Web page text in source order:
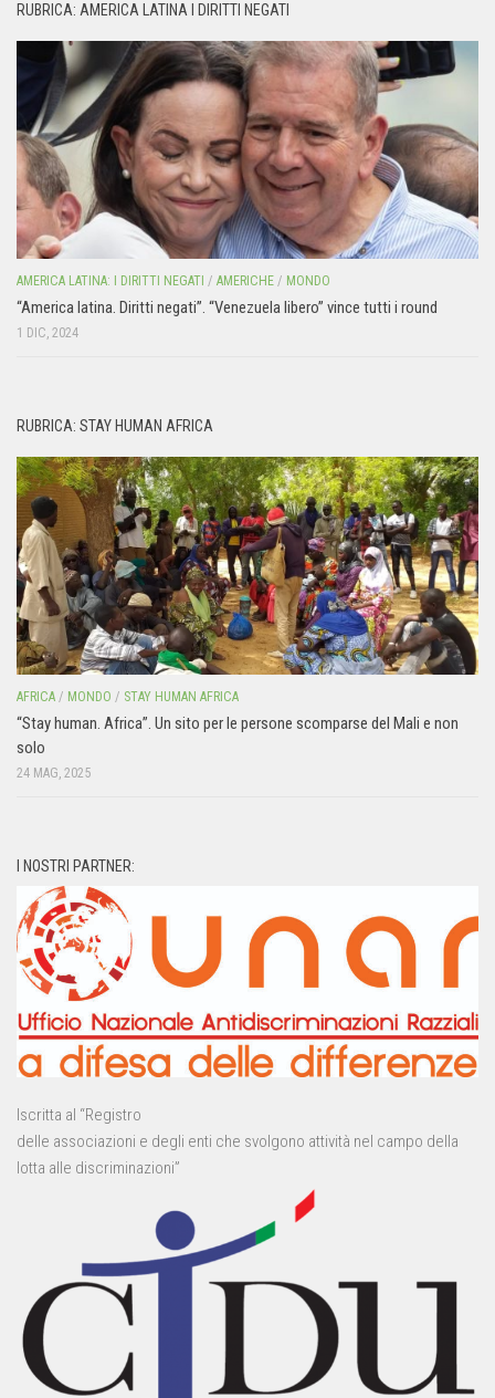
RUBRICA: AMERICA LATINA I DIRITTI NEGATI
AMERICA LATINA: I DIRITTI NEGATI / AMERICHE / MONDO
“America latina. Diritti negati”. “Venezuela libero” vince tutti i round
1 DIC, 2024
RUBRICA: STAY HUMAN AFRICA
AFRICA / MONDO / STAY HUMAN AFRICA
“Stay human. Africa”. Un sito per le persone scomparse del Mali e non
solo
24 MAG, 2025
I NOSTRI PARTNER:
Iscritta al “Registro
delle associazioni e degli enti che svolgono attività nel campo della
lotta alle discriminazioni”